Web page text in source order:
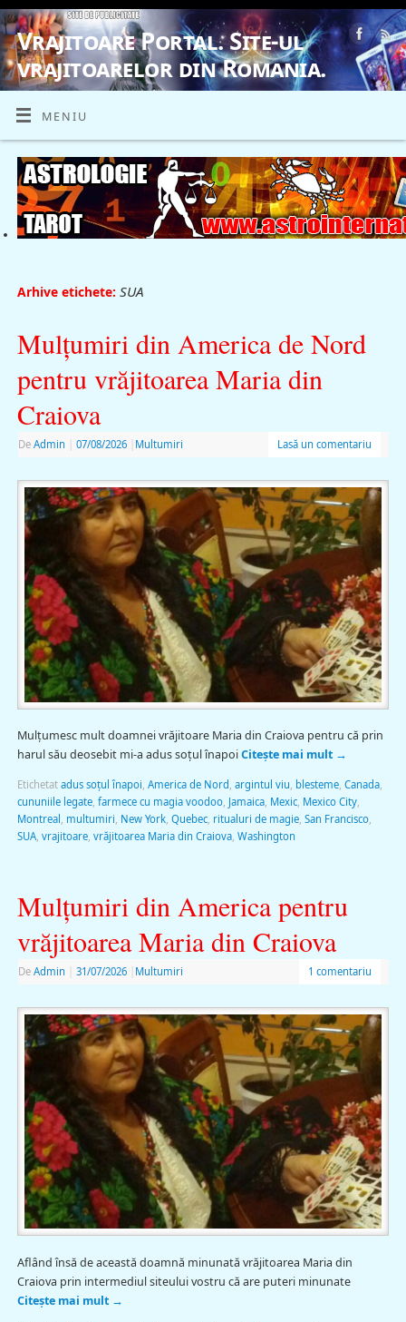
Vrajitoare Portal. Site-ul
vrajitoarelor din Romania.
VRAJITOARE, VRAJITOARELE, VRAJITOARE
MENIU
Arhive etichete: SUA
Mulţumiri din America de Nord
pentru vrăjitoarea Maria din
Craiova
De Admin 07/08/2026 Multumiri Lasă un comentariu
Mulţumesc mult doamnei vrăjitoare Maria din Craiova pentru că prin
harul său deosebit mi-a adus soţul înapoiCitește mai mult →
Etichetat adus soţul înapoi America de Nord argintul viu blesteme, Canada,
cununiile legate, farmece cu magia voodoo, Jamaica, Mexic, Mexico City,
Montreal
multumiri New York, Quebec, ritualuri de magie, San Francisco,
SUA, vrajitoare, vrăjitoarea Maria din Craiova, Washington
Mulţumiri din America pentru
vrăjitoarea Maria din Craiova
De Admin 31/07/2026 Multumiri 1 comentariu
Aflând însă de această doamnă minunată vrăjitoarea Maria din
Craiova prin intermediul siteului vostru că are puteri minunate
Citește mai mult →